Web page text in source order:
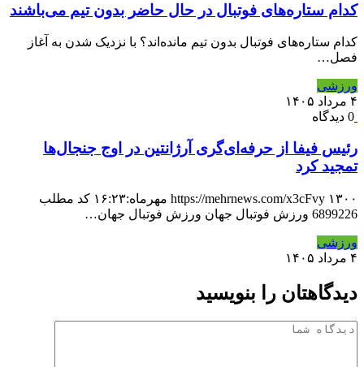
کدام ستاره‌های فوتبال در حال حاضر بدون تیم می‌باشند
کدام ستاره‌های فوتبال بدون تیم مانده‌اند؟ با نزدیک شدن به آغاز
فصل…
ورزشی
۴ مرداد ۱۴۰۵
0 دیدگاه
رئیس فیفا از حرفه‌ای‌گری آرژانتین در اوج جنجال‌ها
تمجید کرد
https://mehrnews.com/x3cFvy ۱۳۰۰ مهرماه:۱۶:۲۳ کد مطلب
6899226 ورزش فوتبال جهان ورزش فوتبال جهان…
ورزشی
۴ مرداد ۱۴۰۵
دیدگاهتان را بنویسید